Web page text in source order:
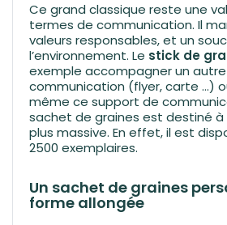
Ce grand classique reste une
termes de communication. Il
valeurs responsables, et un
l’environnement. Le stick de
exemple accompagner un
communication (flyer, carte …)
même ce support de
sachet de graines est destiné à
plus massive. En effet, il est
2500 exemplaires.
Un sachet de graines
forme allongée